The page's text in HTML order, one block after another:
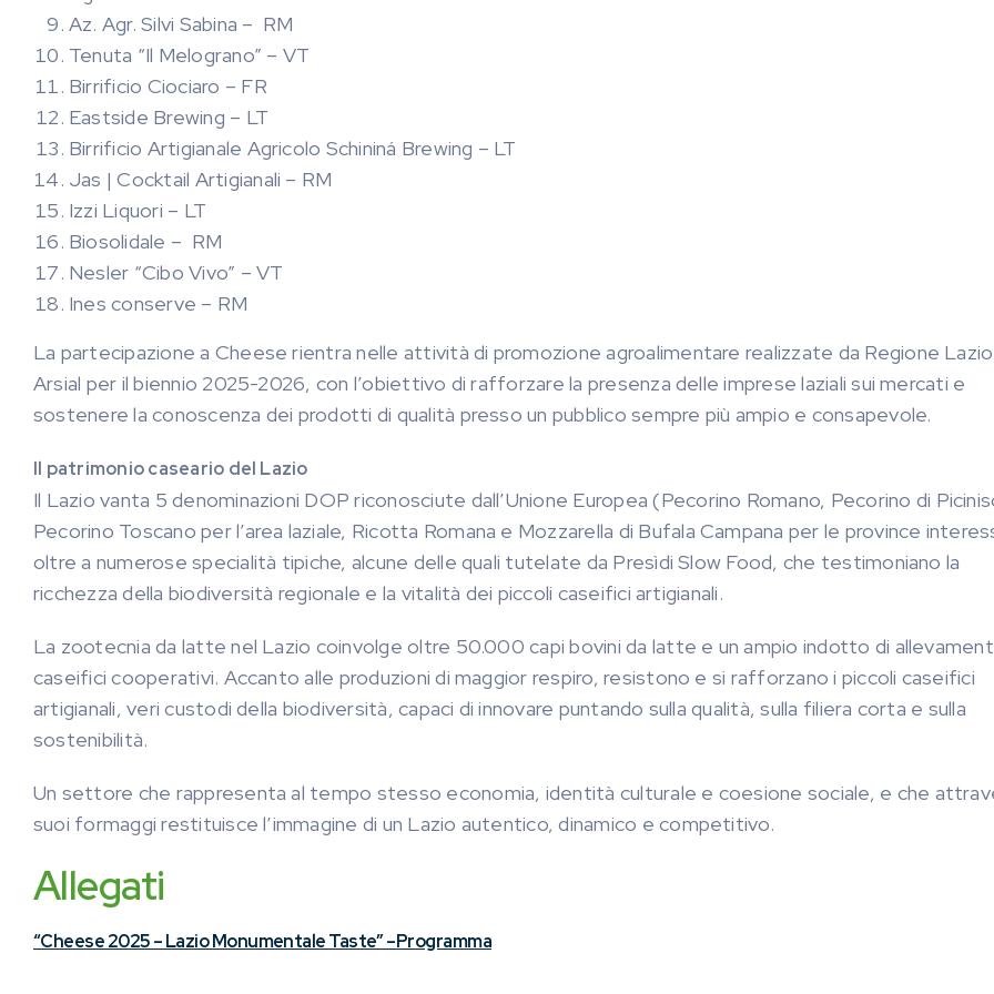
Az. Agr. Silvi Sabina – RM
Tenuta “Il Melograno” – VT
Birrificio Ciociaro – FR
Eastside Brewing – LT
Birrificio Artigianale Agricolo Schininá Brewing – LT
Jas | Cocktail Artigianali – RM
Izzi Liquori – LT
Biosolidale – RM
Nesler “Cibo Vivo” – VT
Ines conserve – RM
La partecipazione a Cheese rientra nelle attività di promozione agroalimentare realizzate da Regione
Arsial per il biennio 2025-2026, con l’obiettivo di rafforzare la presenza delle imprese laziali sui mercati e
sostenere la conoscenza dei prodotti di qualità presso un pubblico sempre più ampio e consapevole.
Il patrimonio caseario del Lazio
Il Lazio vanta 5 denominazioni DOP riconosciute dall’Unione Europea (Pecorino Romano, Pecorino di
Pecorino Toscano per l’area laziale, Ricotta Romana e Mozzarella di Bufala Campana per le province
oltre a numerose specialità tipiche, alcune delle quali tutelate da Presìdi Slow Food, che testimoniano la
ricchezza della biodiversità regionale e la vitalità dei piccoli caseifici artigianali.
La zootecnia da latte nel Lazio coinvolge oltre 50.000 capi bovini da latte e un ampio indotto di
caseifici cooperativi. Accanto alle produzioni di maggior respiro, resistono e si rafforzano i piccoli caseifici
artigianali, veri custodi della biodiversità, capaci di innovare puntando sulla qualità, sulla filiera corta e sulla
sostenibilità.
Un settore che rappresenta al tempo stesso economia, identità culturale e coesione sociale, e che
suoi formaggi restituisce l’immagine di un Lazio autentico, dinamico e competitivo.
Allegati
“Cheese 2025 – Lazio Monumentale Taste” –Programma